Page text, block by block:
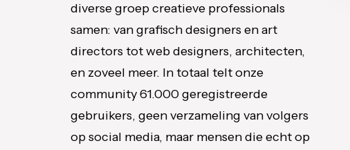
diverse groep creatieve professionals
samen: van grafisch designers en art
directors tot web designers, architecten,
en zoveel meer. In totaal telt onze
community 61.000 geregistreerde
gebruikers, geen verzameling van volgers
op social media, maar mensen die echt op